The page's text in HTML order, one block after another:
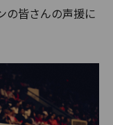
の皆さんの声援に